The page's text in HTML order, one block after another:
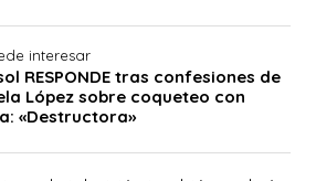
interesar
RESPONDE tras confesiones de
López sobre coqueteo con
«Destructora»